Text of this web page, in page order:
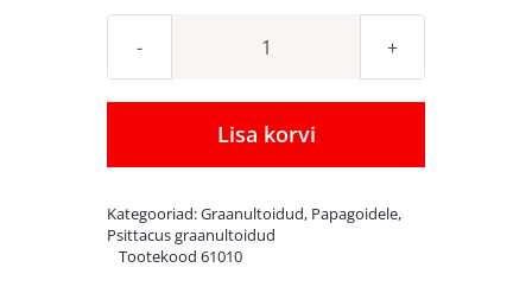
Peenestatud
Psittacus
Micro
g
Lisa korvi
Kategooriad:Graanultoidud, Papagoidele,
Psittacus graanultoidud
Tootekood 61010